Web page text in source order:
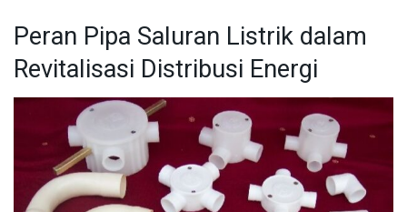
Peran Pipa Saluran Listrik dalam
Revitalisasi Distribusi Energi